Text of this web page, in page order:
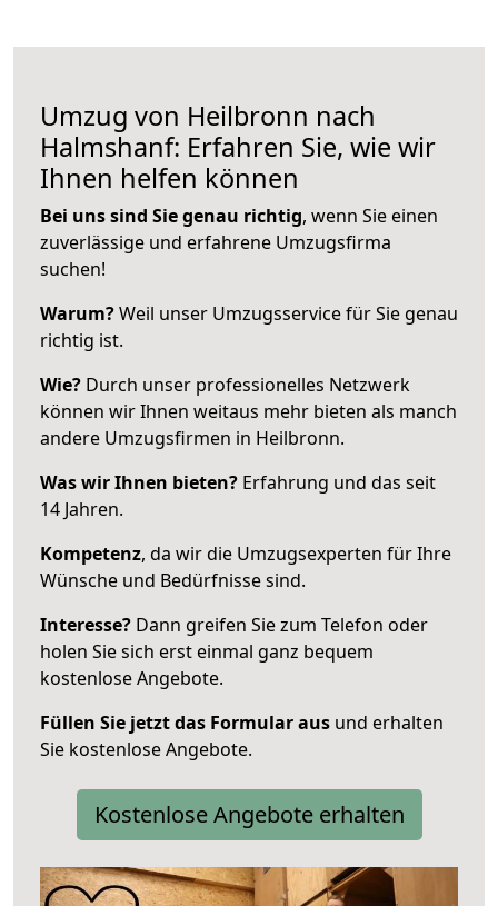
Umzug von Heilbronn nach
Halmshanf: Erfahren Sie, wie wir
Ihnen helfen können
Bei uns sind Sie genau richtig, wenn Sie einen
zuverlässige und erfahrene Umzugsfirma
suchen!
Warum?Weil unser Umzugsservice für Sie genau
richtig ist.
Wie? Durch unser professionelles Netzwerk
können wir Ihnen weitaus mehr bieten als manch
andere Umzugsfirmen in Heilbronn.
Was wir Ihnen bieten? Erfahrung und das seit
14 Jahren.
Kompetenz, da wir die Umzugsexperten für Ihre
Wünsche und Bedürfnisse sind.
Interesse? Dann greifen Sie zum Telefon oder
holen Sie sich erst einmal ganz bequem
kostenlose Angebote.
Füllen Sie jetzt das Formular aus und erhalten
Sie kostenlose Angebote.
Kostenlose Angebote erhalten